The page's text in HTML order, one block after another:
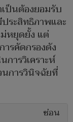
ป็นต้องยอมรับ
ระสิทธิภาพและ
ม่หยุดยั้ง แต่
รคัดกรองดัง
ารวิเคราะห์
นการวินิจฉัยที่
ซ่อน